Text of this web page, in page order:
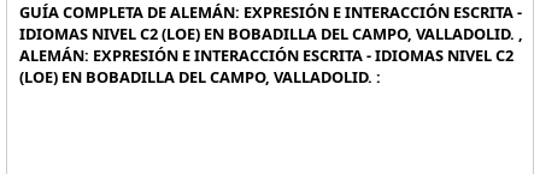
GUÍA COMPLETA DE ALEMÁN: EXPRESIÓN E INTERACCIÓN ESCRITA -
IDIOMAS NIVEL C2 (LOE) EN BOBADILLA DEL CAMPO, VALLADOLID. ,
ALEMÁN: EXPRESIÓN E INTERACCIÓN ESCRITA - IDIOMAS NIVEL C2
(LOE) EN BOBADILLA DEL CAMPO, VALLADOLID. :